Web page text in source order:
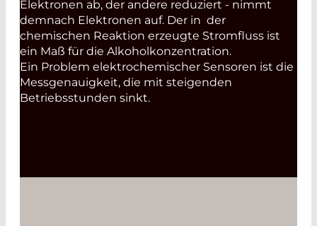
Elektronen ab, der andere ­reduziert - nimmt
demnach Elektronen auf. Der in der
chemischen Reaktion erzeugte Stromfluss ist
ein Maß für die Alkoholkonzentration.
Ein Problem elektrochemischer Sensoren ist die
Messgenauigkeit, die mit steigenden
Betriebsstunden sinkt.